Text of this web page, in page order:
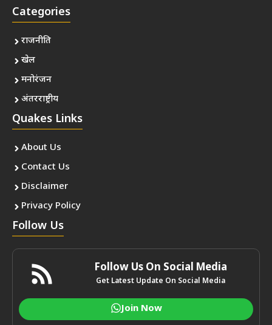
Categories
राजनीति
खेल
मनोरंजन
अंतरराष्ट्रीय
Quakes Links
About Us
Contact Us
Disclaimer
Privacy Policy
Follow Us
Follow Us On Social Media
Get Latest Update On Social Media
Join Now